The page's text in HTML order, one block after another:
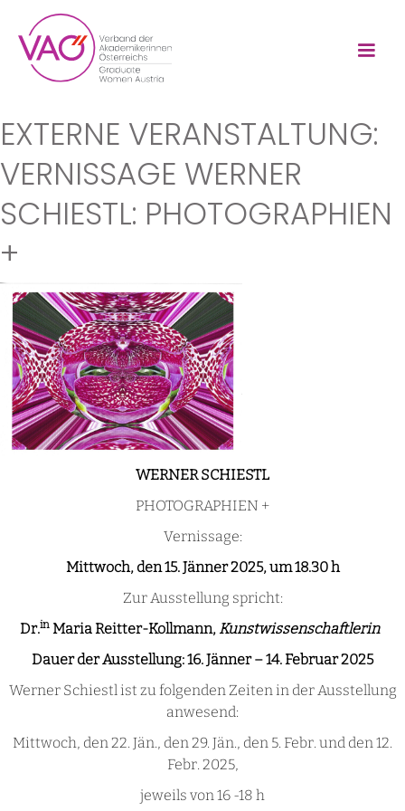
EXTERNE VERANSTALTUNG:
VERNISSAGE WERNER
SCHIESTL: PHOTOGRAPHIEN
+
WERNER SCHIESTL
PHOTOGRAPHIEN +
Vernissage:
Mittwoch, den 15. Jänner 2025, um 18.30 h
Zur Ausstellung spricht:
Dr.in Maria Reitter-Kollmann,Kunstwissenschaftlerin
Dauer der Ausstellung: 16. Jänner – 14. Februar 2025
Werner Schiestl ist zu folgenden Zeiten in der Ausstellung
anwesend:
Mittwoch, den 22. Jän., den 29. Jän., den 5. Febr. und den 12.
Febr. 2025,
jeweils von 16 -18 h